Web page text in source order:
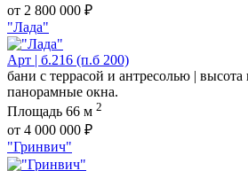
от 2 800 000 ₽
"Лада"
Арт | б.216 (п.б 200)
бани с террасой и антресолью | высота
панорамные окна.
Площадь 66 м 2
от 4 000 000 ₽
"Гринвич"